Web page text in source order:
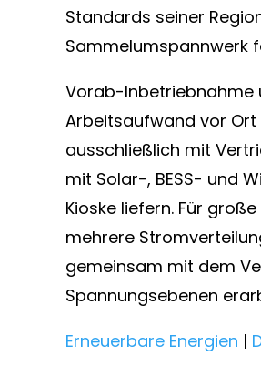
Standards seiner
Sammelumspannwerk
Vorab-Inbetriebnahme
Arbeitsaufwand vor
ausschließlich mit
mit Solar-, BESS- und
Kioske liefern. Für
mehrere
gemeinsam mit dem
Spannungsebenen
Erneuerbare Energien |